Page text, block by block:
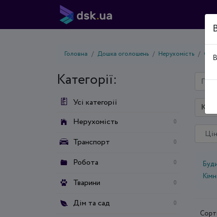
Головна Дошка оголошень Нерухомість
Категорії:
Усі категорії
Нерухомість
0
Транспорт 0
Робота 0
Тварини 0
Дім та сад 0